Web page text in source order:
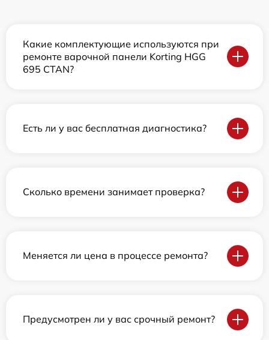
Какие комплектующие используются при
ремонте варочной панели Korting HGG
695 CTAN?
Есть ли у вас бесплатная диагностика?
Сколько времени занимает проверка?
Меняется ли цена в процессе ремонта?
Предусмотрен ли у вас срочный ремонт?